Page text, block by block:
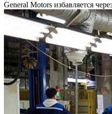
General Motors избавляется